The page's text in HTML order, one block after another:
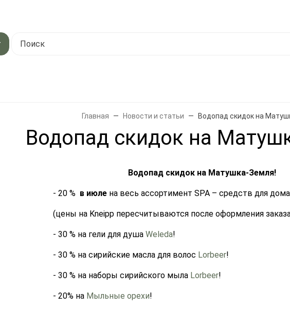
Главная Новости и статьи Водопад скидок на
Водопад скидок на
Водопад скидок на Матушка-Земля!
- 20 % в июле на весь ассортимент SPA – средств для дома
(цены на Kneipp пересчитываются после оформления
- 30 % на гели для душа Weleda!
- 30 % на сирийские масла для волос Lorbeer!
- 30 % на наборы сирийского мыла Lorbeer!
- 20% на Мыльные орехи!